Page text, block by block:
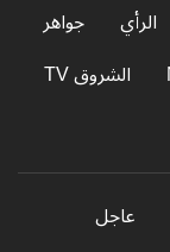
الرأي
جواهر
الشروق TV
عاجل